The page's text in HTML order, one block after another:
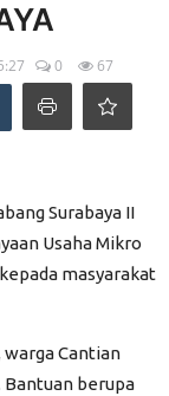
0 67
Surabaya II
Usaha Mikro
masyarakat
Cantian
Bantuan berupa